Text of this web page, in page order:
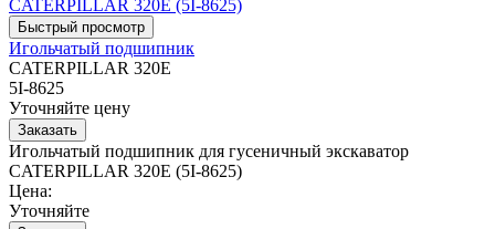
Игольчатый подшипник
CATERPILLAR 320E
5I-8625
Уточняйте цену
Игольчатый подшипник для гусеничный экскаватор
CATERPILLAR 320E (5I-8625)
Цена:
Уточняйте